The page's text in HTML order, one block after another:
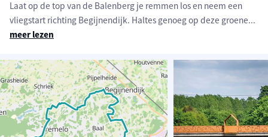
Laat op de top van de Balenberg je remmen los en neem een
vliegstart richting Begijnendijk. Haltes genoeg op deze groene...
meer lezen